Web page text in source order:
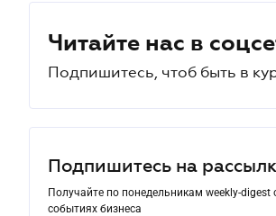
Читайте нас в
Подпишитесь, чтоб быть в
Подпишитесь на
Получайте по понедельникам weekly-
событиях бизнеса